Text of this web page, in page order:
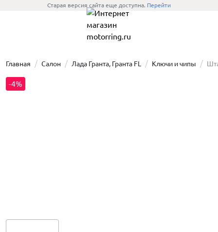
Старая версия сайта еще доступна. Перейти
Главная Салон Лада Гранта, Гранта FL Ключи и чипы
-4%